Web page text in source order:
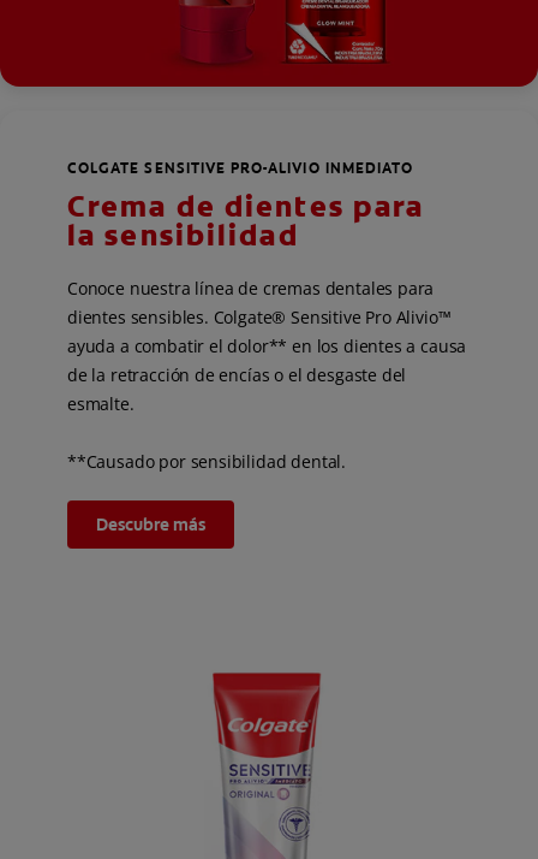
COLGATE SENSITIVE PRO-ALIVIO INMEDIATO
Crema de dientes para
la sensibilidad
Conoce nuestra línea de cremas dentales para
dientes sensibles. Colgate® Sensitive Pro Alivio™
ayuda a combatir el dolor** en los dientes a causa
de la retracción de encías o el desgaste del
esmalte.
**Causado por sensibilidad dental.
Descubre más